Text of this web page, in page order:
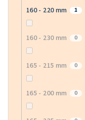
160 - 220 mm 1
160 - 230 mm 0
165 - 215 mm 0
165 - 200 mm 0